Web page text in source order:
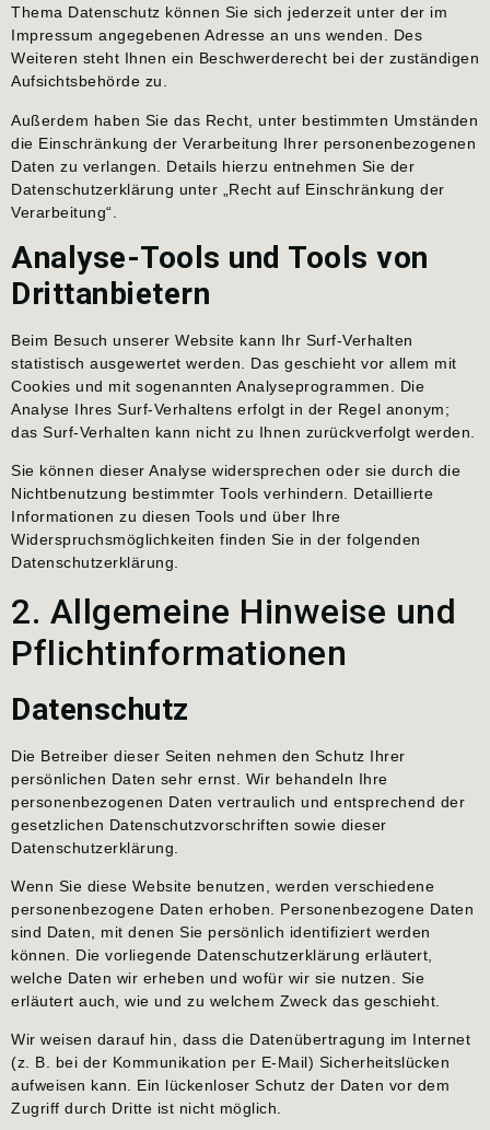
Thema Datenschutz können Sie sich jederzeit unter der im
Impressum angegebenen Adresse an uns wenden. Des
Weiteren steht Ihnen ein Beschwerderecht bei der zuständigen
Aufsichtsbehörde zu.
Außerdem haben Sie das Recht, unter bestimmten Umständen
die Einschränkung der Verarbeitung Ihrer personenbezogenen
Daten zu verlangen. Details hierzu entnehmen Sie der
Datenschutzerklärung unter „Recht auf Einschränkung der
Verarbeitung“.
Analyse-Tools und Tools von
Drittanbietern
Beim Besuch unserer Website kann Ihr Surf-Verhalten
statistisch ausgewertet werden. Das geschieht vor allem mit
Cookies und mit sogenannten Analyseprogrammen. Die
Analyse Ihres Surf-Verhaltens erfolgt in der Regel anonym;
das Surf-Verhalten kann nicht zu Ihnen zurückverfolgt werden.
Sie können dieser Analyse widersprechen oder sie durch die
Nichtbenutzung bestimmter Tools verhindern. Detaillierte
Informationen zu diesen Tools und über Ihre
Widerspruchsmöglichkeiten finden Sie in der folgenden
Datenschutzerklärung.
2. Allgemeine Hinweise und
Pflichtinformationen
Datenschutz
Die Betreiber dieser Seiten nehmen den Schutz Ihrer
persönlichen Daten sehr ernst. Wir behandeln Ihre
personenbezogenen Daten vertraulich und entsprechend der
gesetzlichen Datenschutzvorschriften sowie dieser
Datenschutzerklärung.
Wenn Sie diese Website benutzen, werden verschiedene
personenbezogene Daten erhoben. Personenbezogene Daten
sind Daten, mit denen Sie persönlich identifiziert werden
können. Die vorliegende Datenschutzerklärung erläutert,
welche Daten wir erheben und wofür wir sie nutzen. Sie
erläutert auch, wie und zu welchem Zweck das geschieht.
Wir weisen darauf hin, dass die Datenübertragung im Internet
(z. B. bei der Kommunikation per E-Mail) Sicherheitslücken
aufweisen kann. Ein lückenloser Schutz der Daten vor dem
Zugriff durch Dritte ist nicht möglich.